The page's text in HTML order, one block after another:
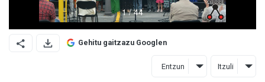
Gehitu gaitzazu Googlen
Entzun Itzuli